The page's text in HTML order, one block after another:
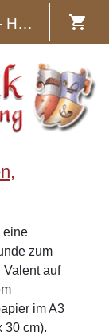
Familiennamen & Wappen - Heraldik
eine
zum
Valent auf
im A3
30 cm).